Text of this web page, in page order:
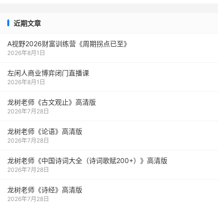
近期文章
A视野2026财富训练营《周期拐点已至》
2026年8月1日
左闲人商业博弈闭门直播课
2026年8月1日
龙树老师《古文观止》高清版
2026年7月28日
龙树老师《论语》高清版
2026年7月28日
龙树老师《中国诗词大全（诗词歌赋200+）》高清版
2026年7月28日
龙树老师《诗经》高清版
2026年7月28日